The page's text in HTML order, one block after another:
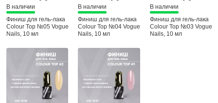
В наличии
Финиш для гель-лака
Colour Top №05 Vogue
Nails, 10 мл
В наличии
Финиш для гель-лака
Colour Top №04 Vogue
Nails, 10 мл
В наличии
Финиш для гель-лака
Colour Top №03 Vogue
Nails, 10 мл